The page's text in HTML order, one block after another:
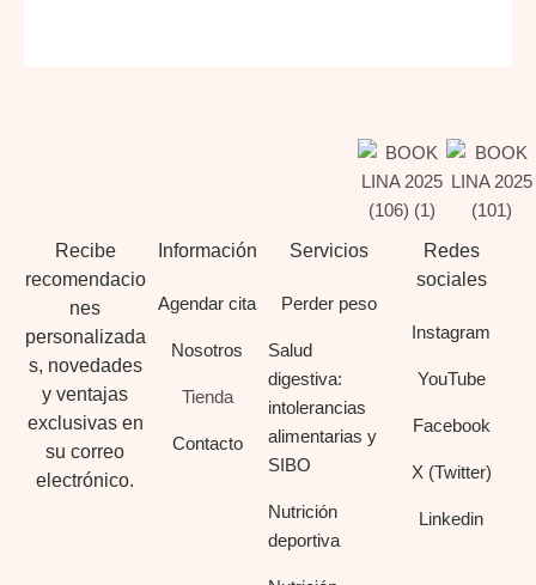
Recibe
recomendacio
nes
personalizada
s, novedades
y ventajas
exclusivas en
su correo
electrónico.
Información
Agendar cita
Nosotros
Tienda
Contacto
Servicios
Perder peso
Salud
digestiva:
intolerancias
alimentarias y
SIBO
Nutrición
deportiva
Redes
sociales
Instagram
YouTube
Facebook
X (Twitter)
Linkedin